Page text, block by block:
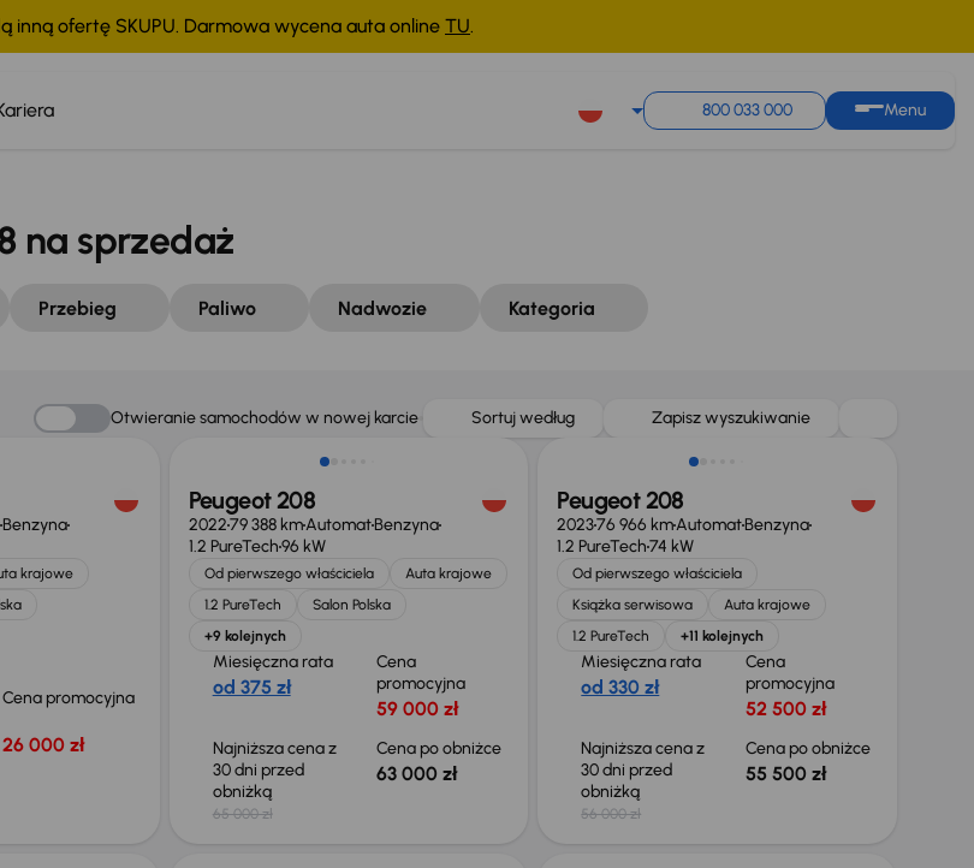
inną ofertę SKUPU. Darmowa wycena auta online TU.
800 033 000 Menu
na sprzedaż
Przebieg Paliwo Nadwozie Kategoria
Otwieranie samochodów w nowej karcie Sortuj według Zapisz wyszukiwanie
Benzyna
krajowe
Cena promocyjna
26 000 zł
Świeżo skupione
Peugeot 208
202279 388 kmAutomatBenzyna
1.2 PureTech96 kW
Od pierwszego właściciela
Auta krajowe
1.2 PureTech
Salon Polska
+9 kolejnych
Miesięczna rata
od 375 zł
Cena
promocyjna
59 000 zł
Najniższa cena z
30 dni przed
obniżką
65 000 zł
Cena po obniżce
63 000 zł
Świeżo skupione
Peugeot 208
202376 966 kmAutomatBenzyna
1.2 PureTech74 kW
Od pierwszego właściciela
Książka serwisowa
Auta krajowe
1.2 PureTech
+11 kolejnych
Miesięczna rata
od 330 zł
Cena
promocyjna
52 500 zł
Najniższa cena z
30 dni przed
obniżką
56 000 zł
Cena po obniżce
55 500 zł
Świeżo skupione Świeżo skupione